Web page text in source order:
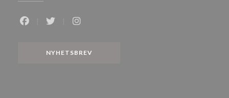
NYHETSBREV